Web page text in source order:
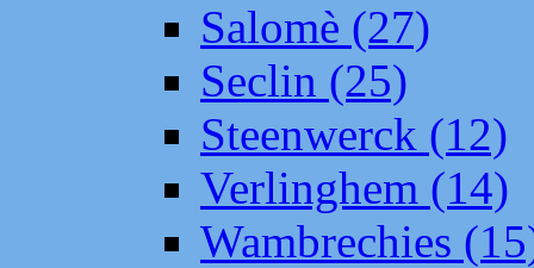
Salomè (27)
Seclin (25)
Steenwerck (12)
Verlinghem (14)
Wambrechies